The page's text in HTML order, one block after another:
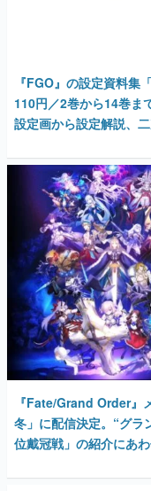
『FGO』の設定資料
110円／2巻から14巻ま
設定画から設定解説、
『Fate/Grand Order』
冬」に配信決定。“グラ
位戴冠戦」の紹介にあ